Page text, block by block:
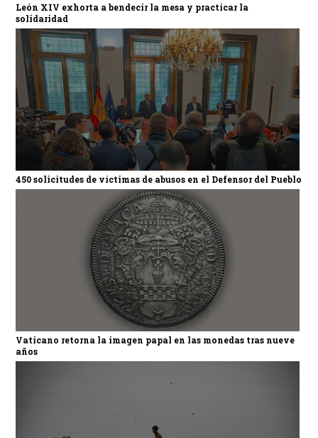
León XIV exhorta a bendecir la mesa y practicar la
solidaridad
450 solicitudes de víctimas de abusos en el Defensor del Pueblo
Vaticano retorna la imagen papal en las monedas tras nueve
años